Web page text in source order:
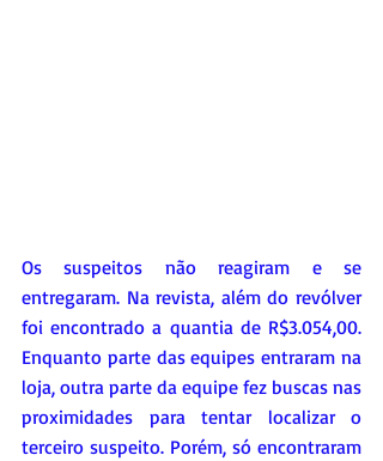
Os suspeitos não reagiram e se
entregaram. Na revista, além do revólver
foi encontrado a quantia de R$3.054,00.
Enquanto parte das equipes entraram na
loja, outra parte da equipe fez buscas nas
proximidades para tentar localizar o
terceiro suspeito. Porém, só encontraram